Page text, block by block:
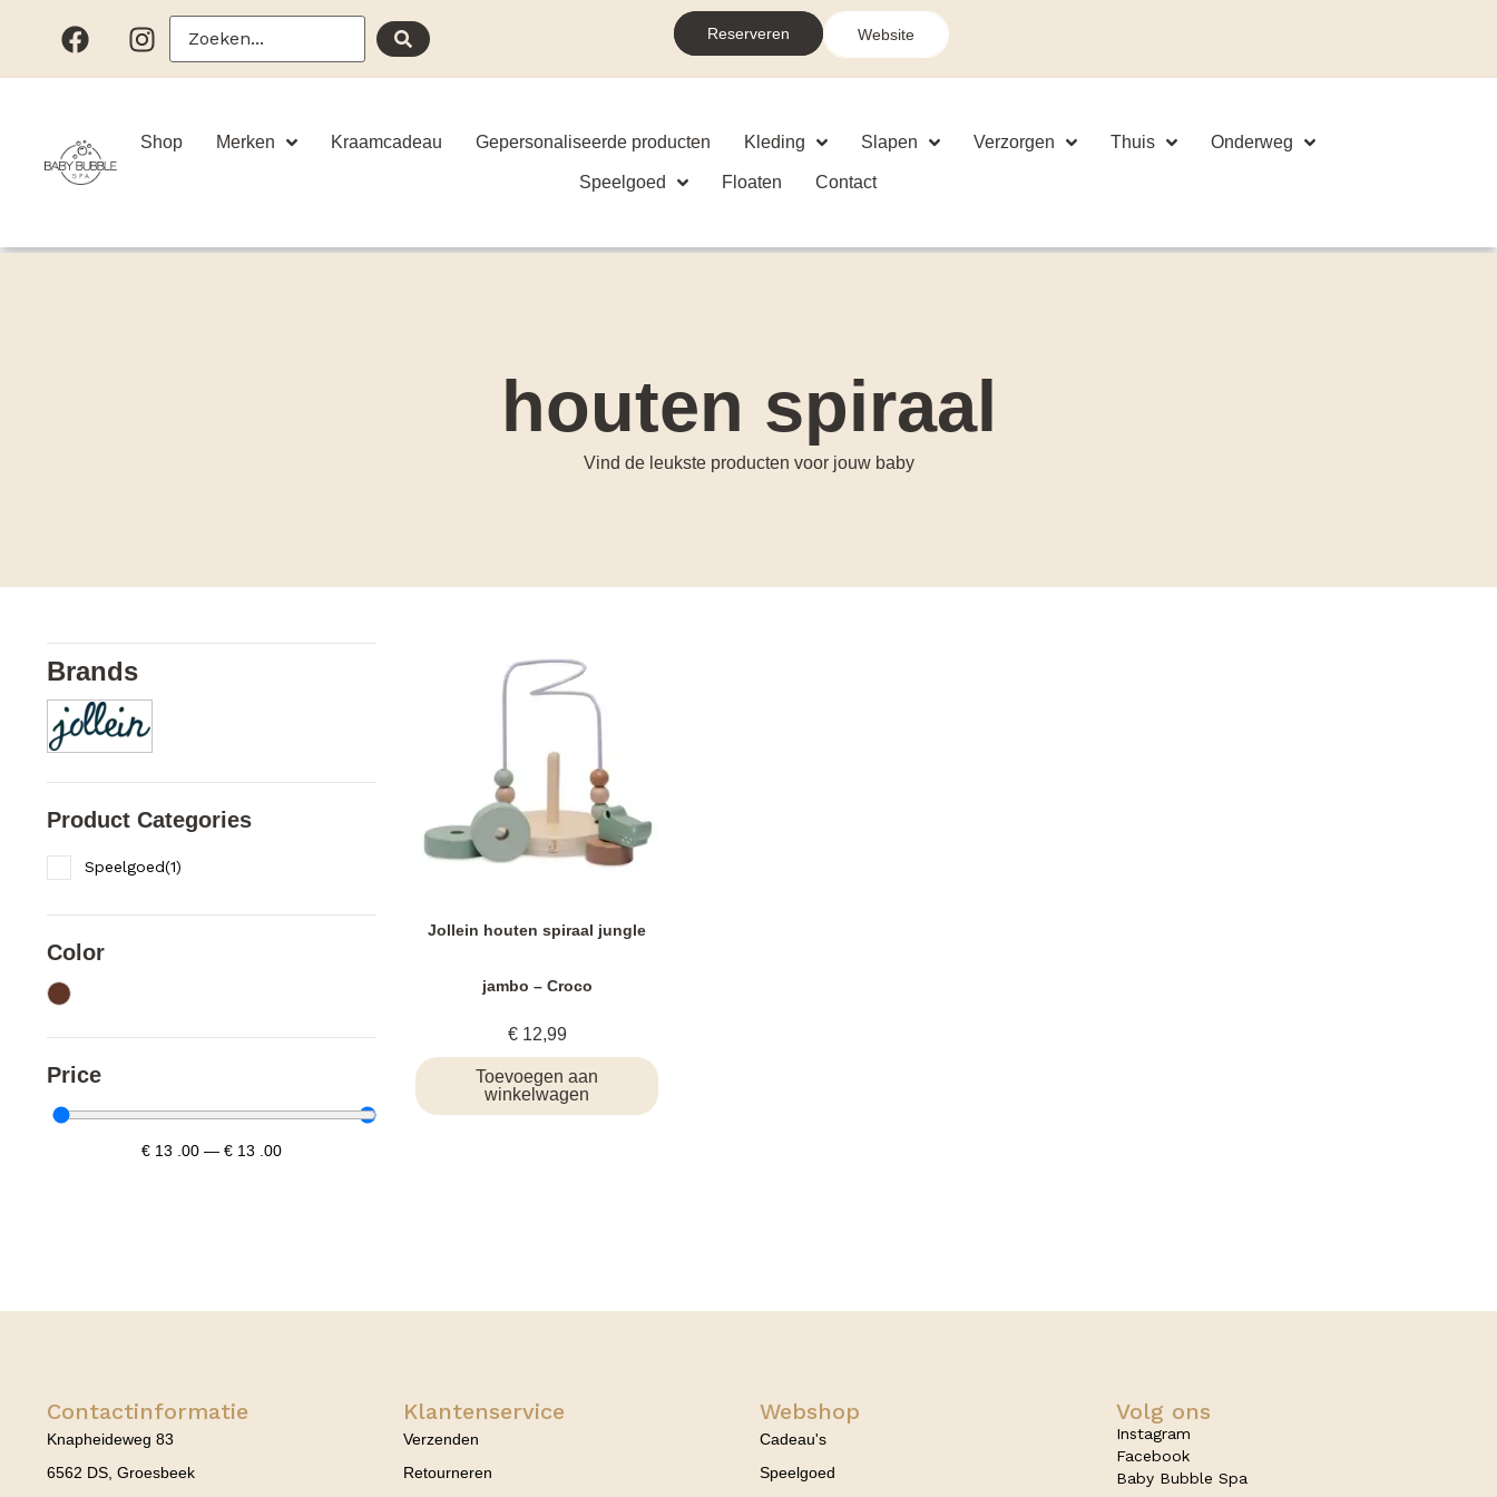
Reserveren Website
Shop Merken Kraamcadeau Gepersonaliseerde producten Kleding Slapen Verzorgen Thuis Onderweg
Speelgoed Floaten Contact
houten spiraal
Vind de leukste producten voor jouw baby
Brands
Product Categories
Speelgoed(1)
Color
Price
€ 13 .00 —€ 13 .00
Jollein houten spiraal jungle
jambo – Croco
€12,99
Toevoegen aan
winkelwagen
Contactinformatie
Knapheideweg 83
6562 DS, Groesbeek
Klantenservice
Verzenden
Retourneren
Webshop
Cadeau's
Speelgoed
Volg ons
Instagram
Facebook
Baby Bubble Spa